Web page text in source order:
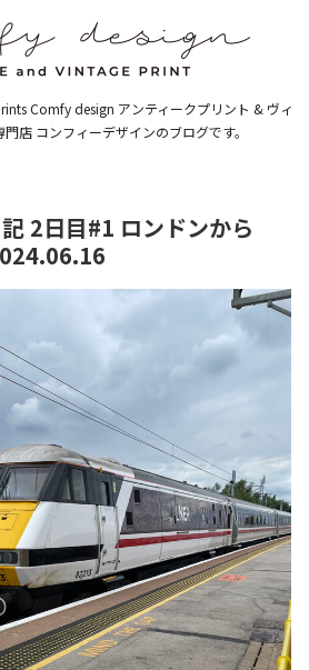
Comfy design アンティークプリント & ヴィ
店 コンフィーデザインのブログです。
2日目#1 ロンドンから